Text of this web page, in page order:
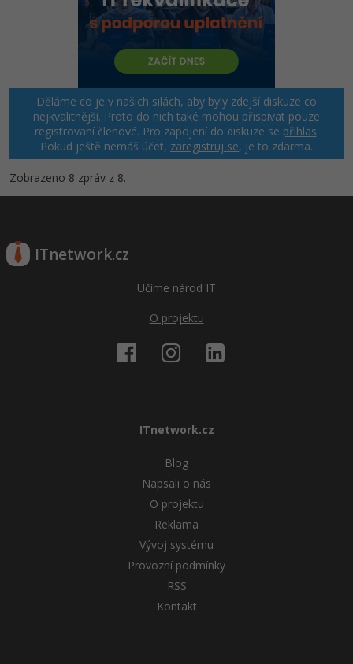
Děláme co je v našich silách, aby byly zdejší diskuze co
nejkvalitnější. Proto do nich také mohou přispívat pouze
registrovaní členové. Pro zapojení do diskuze se přihlas.
Pokud ještě nemáš účet, zaregistruj se, je to zdarma.
Zobrazeno 8 zpráv z 8.
ITnetwork.cz
Učíme národ IT
O projektu
ITnetwork.cz
Blog
Napsali o nás
O projektu
Reklama
Vývoj systému
Provozní podmínky
RSS
Kontakt